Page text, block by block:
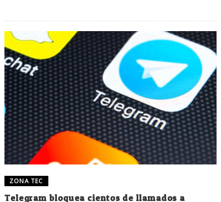
ZONA TEC
Telegram bloquea cientos de llamados a